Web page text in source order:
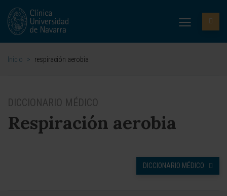
Inicio > respiración aerobia
DICCIONARIO MÉDICO
Respiración aerobia
DICCIONARIO MÉDICO